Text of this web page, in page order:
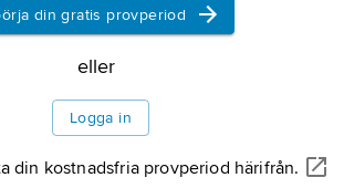
din gratis provperiod
eller
Logga in
din kostnadsfria provperiod härifrån.